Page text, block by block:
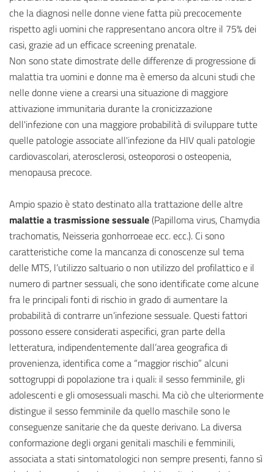
che la diagnosi nelle donne viene fatta più precocemente
rispetto agli uomini che rappresentano ancora oltre il 75% dei
casi, grazie ad un efficace screening prenatale.
Non sono state dimostrate delle differenze di progressione di
malattia tra uomini e donne ma è emerso da alcuni studi che
nelle donne viene a crearsi una situazione di maggiore
attivazione immunitaria durante la cronicizzazione
dell'infezione con una maggiore probabilità di sviluppare tutte
quelle patologie associate all'infezione da HIV quali patologie
cardiovascolari, aterosclerosi, osteoporosi o osteopenia,
menopausa precoce.
Ampio spazio è stato destinato alla trattazione delle altre
malattie a trasmissione sessuale(Papilloma virus, Chamydia
trachomatis, Neisseria gonhorroeae ecc. ecc.). Ci sono
caratteristiche come la mancanza di conoscenze sul tema
delle MTS, l’utilizzo saltuario o non utilizzo del profilattico e il
numero di partner sessuali, che sono identificate come alcune
fra le principali fonti di rischio in grado di aumentare la
probabilità di contrarre un’infezione sessuale. Questi fattori
possono essere considerati aspecifici, gran parte della
letteratura, indipendentemente dall’area geografica di
provenienza, identifica come a “maggior rischio” alcuni
sottogruppi di popolazione tra i quali: il sesso femminile, gli
adolescenti e gli omosessuali maschi. Ma ciò che ulteriormente
distingue il sesso femminile da quello maschile sono le
conseguenze sanitarie che da queste derivano. La diversa
conformazione degli organi genitali maschili e femminili,
associata a stati sintomatologici non sempre presenti, fanno sì